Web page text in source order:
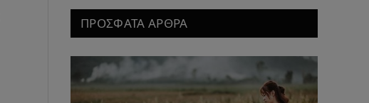
ΠΡΟΣΦΑΤΑ ΑΡΘΡΑ